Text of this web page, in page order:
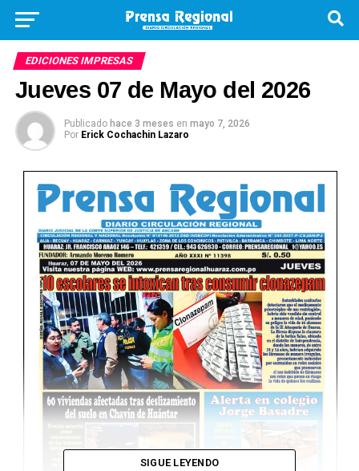
EDICIONES IMPRESAS
Jueves 07 de Mayo del 2026
Publicado hace 3 meses en mayo 7, 2026
Por Erick Cochachin Lazaro
SIGUE LEYENDO